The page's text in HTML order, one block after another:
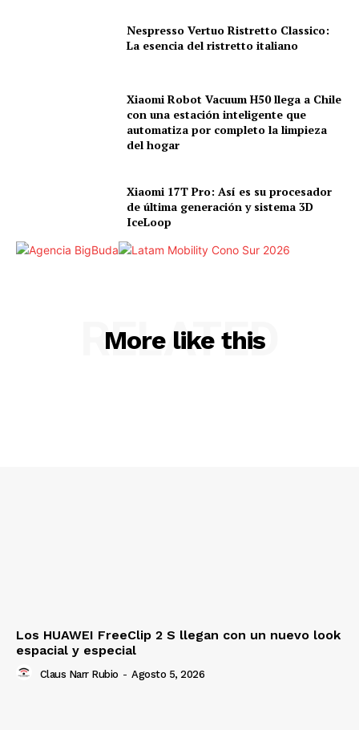
Nespresso Vertuo Ristretto Classico:
La esencia del ristretto italiano
Xiaomi Robot Vacuum H50 llega a Chile
con una estación inteligente que
automatiza por completo la limpieza
del hogar
Xiaomi 17T Pro: Así es su procesador
de última generación y sistema 3D
IceLoop
More like this
RELATED
Los HUAWEI FreeClip 2 S llegan con un nuevo look
espacial y especial
Claus Narr Rubio - Agosto 5, 2026